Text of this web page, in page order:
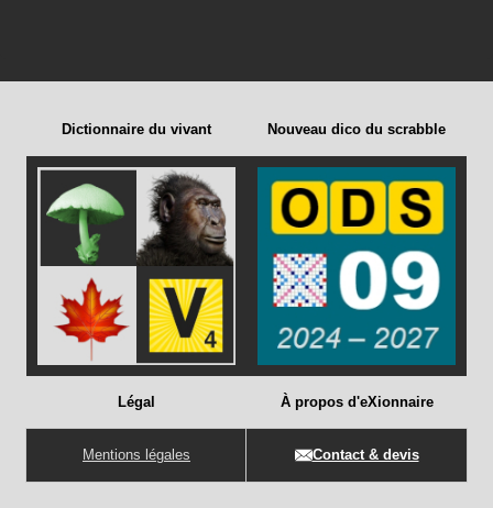
Dictionnaire du vivant Nouveau dico du scrabble
Légal
Mentions légales
À propos d'eXionnaire
Contact & devis